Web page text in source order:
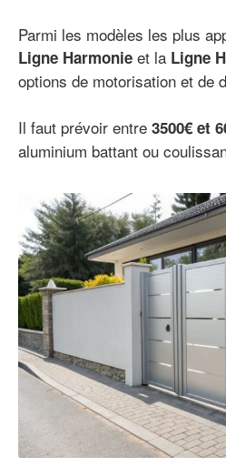
Parmi les modèles les plus
Ligne Harmonie et la Ligne
options de motorisation et de
Il faut prévoir entre 3500€ et
aluminium battant ou